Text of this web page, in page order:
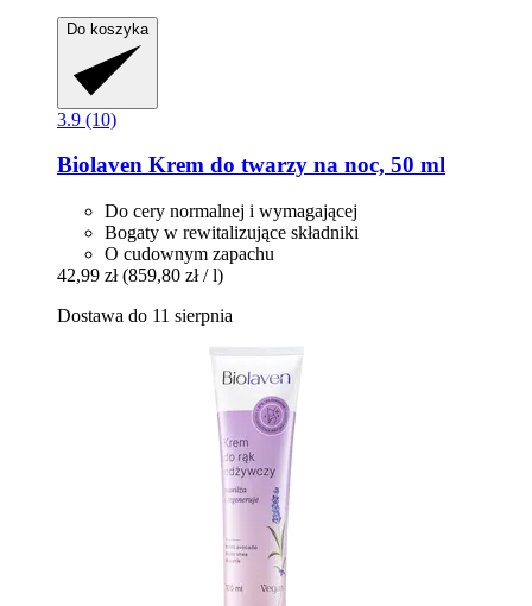
Do koszyka
3.9 (10)
Biolaven Krem do twarzy na noc, 50 ml
Do cery normalnej i wymagającej
Bogaty w rewitalizujące składniki
O cudownym zapachu
42,99 zł (859,80 zł / l)
Dostawa do 11 sierpnia